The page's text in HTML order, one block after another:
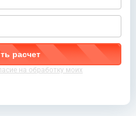
на обработку моих